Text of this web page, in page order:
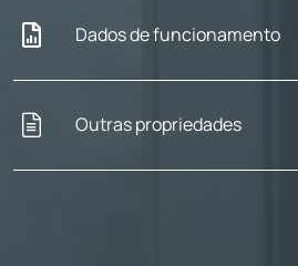
Dados de funcionamento
Outras propriedades